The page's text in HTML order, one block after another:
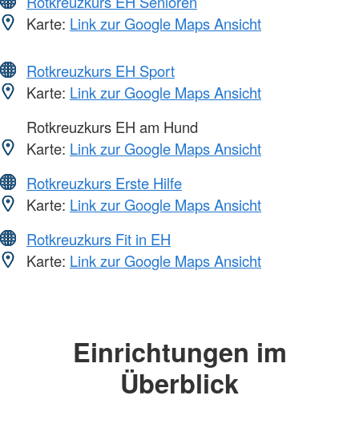
Karte: Link zur Google Maps Ansicht
Rotkreuzkurs EH Sport
Karte: Link zur Google Maps Ansicht
Rotkreuzkurs EH am Hund
Karte: Link zur Google Maps Ansicht
Rotkreuzkurs Erste Hilfe
Karte: Link zur Google Maps Ansicht
Rotkreuzkurs Fit in EH
Karte: Link zur Google Maps Ansicht
Einrichtungen im
Überblick